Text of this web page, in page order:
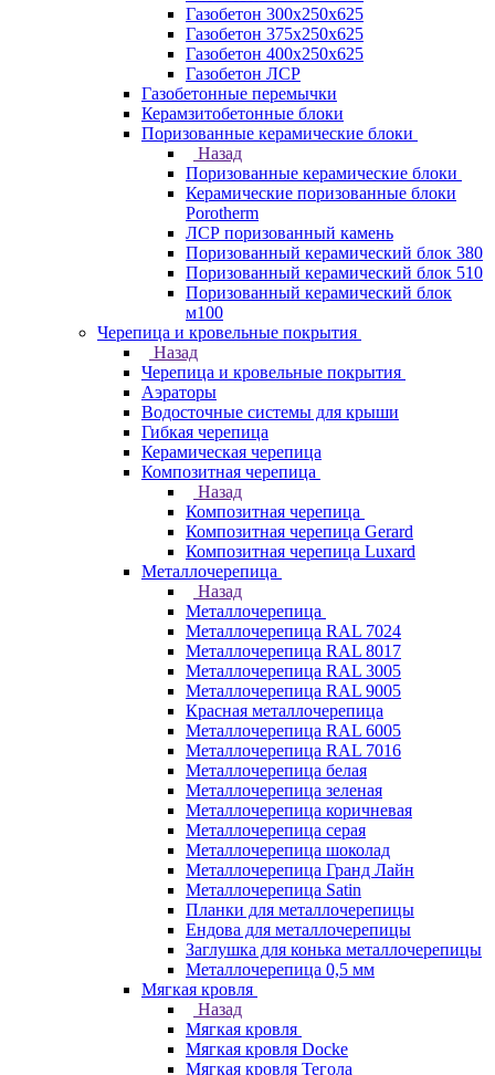
Газобетон 300х250х625
Газобетон 375х250х625
Газобетон 400х250х625
Газобетон ЛСР
Газобетонные перемычки
Керамзитобетонные блоки
Поризованные керамические блоки
Назад
Поризованные керамические блоки
Керамические поризованные блоки
Porotherm
ЛСР поризованный камень
Поризованный керамический блок 380
Поризованный керамический блок 510
Поризованный керамический блок
м100
Черепица и кровельные покрытия
Назад
Черепица и кровельные покрытия
Аэраторы
Водосточные системы для крыши
Гибкая черепица
Керамическая черепица
Композитная черепица
Назад
Композитная черепица
Композитная черепица Gerard
Композитная черепица Luxard
Металлочерепица
Назад
Металлочерепица
Металлочерепица RAL 7024
Металлочерепица RAL 8017
Металлочерепица RAL 3005
Металлочерепица RAL 9005
Красная металлочерепица
Металлочерепица RAL 6005
Металлочерепица RAL 7016
Металлочерепица белая
Металлочерепица зеленая
Металлочерепица коричневая
Металлочерепица серая
Металлочерепица шоколад
Металлочерепица Гранд Лайн
Металлочерепица Satin
Планки для металлочерепицы
Ендова для металлочерепицы
Заглушка для конька металлочерепицы
Металлочерепица 0,5 мм
Мягкая кровля
Назад
Мягкая кровля
Мягкая кровля Docke
Мягкая кровля Тегола